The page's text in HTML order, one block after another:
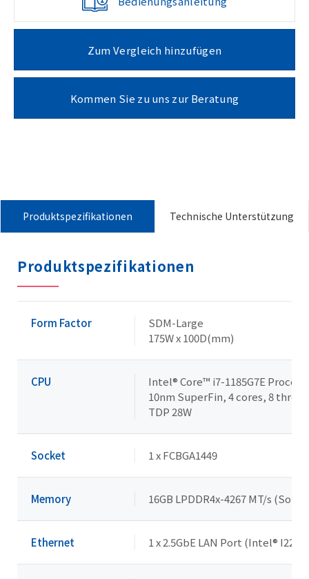
Zum Vergleich hinzufügen
Kommen Sie zu uns zur Beratung
Produktspezifikationen Technische Unterstützung
Produktspezifikationen
Form Factor
SDM-Large
175W x 100D(mm)
CPU
Intel® Core™ i7-1185G7E
10nm SuperFin, 4 cores, 8
TDP 28W
Socket 1 x FCBGA1449
Memory 16GB LPDDR4x-4267 MT/s
Ethernet 1 x 2.5GbE LAN Port (Intel®